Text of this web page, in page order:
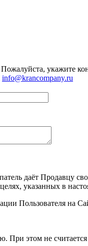
укажите
info@krancompany.ru
даёт Продавцу
указанных в
Пользователя на
этом не